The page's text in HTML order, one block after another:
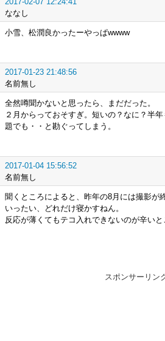
ななし
小雪、松潤良かったーやっぱwwww
2017-01-23 21:48:56
名前無し
全然噂聞かないと思ったら、まだだった。
２月からっておそすぎ。短いの？なに？半
題でも・・と勘ぐってしまう。
2017-01-04 15:56:52
名前無し
聞くところによると、昨年の8月には撮影が
いったい、どれだけ寝かすねん。
反応が薄くてもテコ入れできないのが辛いと
スポンサーリン